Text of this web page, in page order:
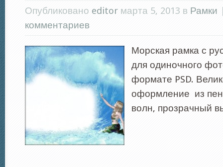
Опубликовано editor марта 5, 2013 в Рамки
комментариев
Морская рамка с
для одиночного
формате PSD.
оформление из
волн, прозрачный